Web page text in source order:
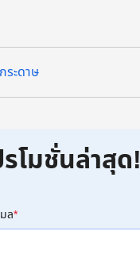
ระดาษ
รโมชั่นล่าสุด!
ล*